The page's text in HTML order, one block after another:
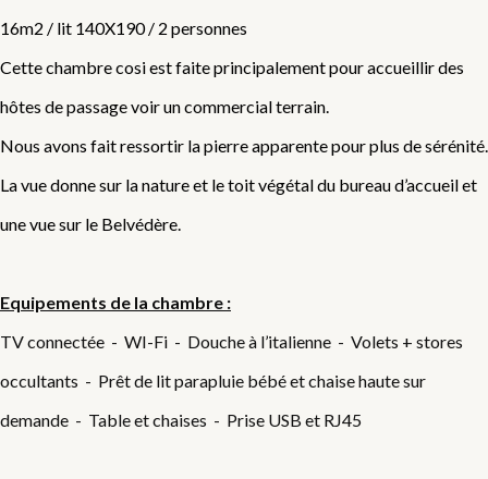
16m2 / lit 140X190 / 2 personnes
Cette chambre cosi est faite principalement pour accueillir des
hôtes de passage voir un commercial terrain.
Nous avons fait ressortir la pierre apparente pour plus de sérénité.
La vue donne sur la nature et le toit végétal du bureau d’accueil et
une vue sur le Belvédère.
Equipements de la chambre :
TV connectée - WI-Fi - Douche à l’italienne - Volets + stores
occultants - Prêt de lit parapluie bébé et chaise haute sur
demande - Table et chaises - Prise USB et RJ45